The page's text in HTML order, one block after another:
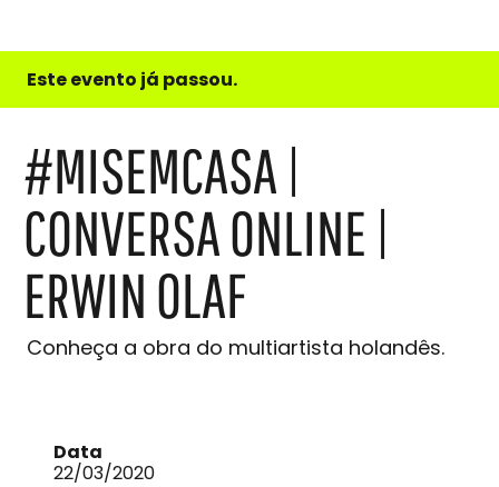
e
do
Este evento já passou.
#MISEMCASA |
CONVERSA ONLINE |
ERWIN OLAF
Conheça a obra do multiartista holandês.
Data
22/03/2020